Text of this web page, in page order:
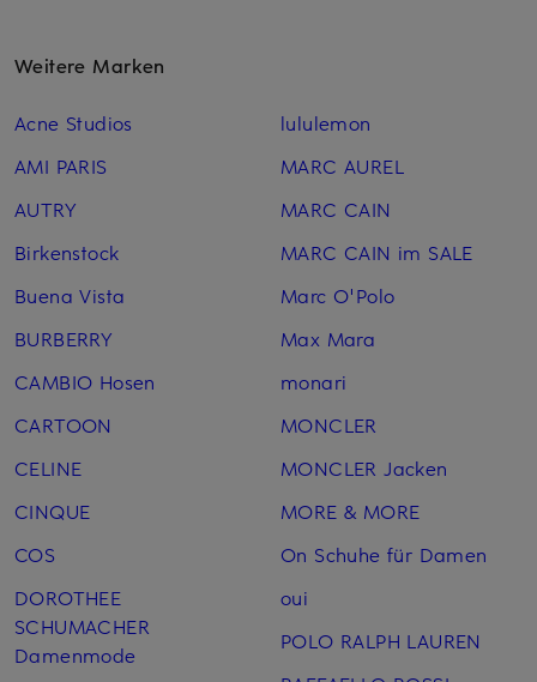
Weitere Marken
Acne Studios
AMI PARIS
AUTRY
Birkenstock
Buena Vista
BURBERRY
CAMBIO Hosen
CARTOON
CELINE
CINQUE
COS
DOROTHEE
SCHUMACHER
Damenmode
lululemon
MARC AUREL
MARC CAIN
MARC CAIN im SALE
Marc O'Polo
Max Mara
monari
MONCLER
MONCLER Jacken
MORE & MORE
On Schuhe für Damen
oui
POLO RALPH LAUREN